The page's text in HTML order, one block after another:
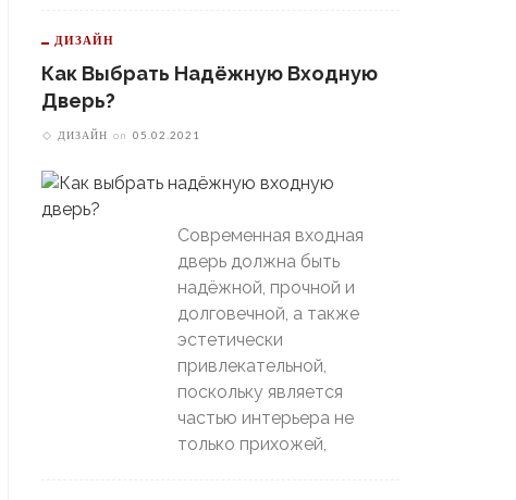
ДИЗАЙН
Как Выбрать Надёжную Входную
Дверь?
ДИЗАЙН on 05.02.2021
Современная входная
дверь должна быть
надёжной, прочной и
долговечной, а также
эстетически
привлекательной,
поскольку является
частью интерьера не
только прихожей,